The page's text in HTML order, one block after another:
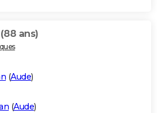
(88 ans)
(Aude)
(Aude)